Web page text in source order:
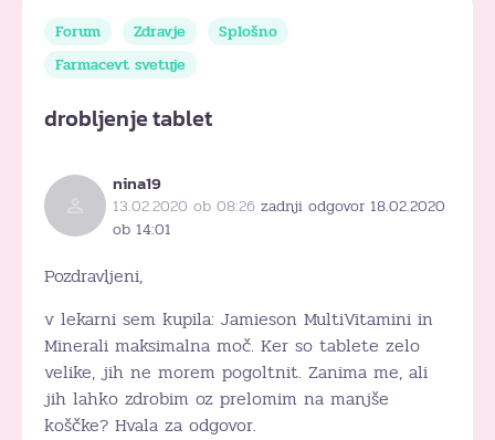
Forum Zdravje
Splošno
Farmacevt svetuje
drobljenje tablet
nina19
13.02.2020 ob 08:26 zadnji odgovor 18.02.2020
ob 14:01
Pozdravljeni,
v lekarni sem kupila: Jamieson MultiVitamini in
Minerali maksimalna moč. Ker so tablete zelo
velike, jih ne morem pogoltnit. Zanima me, ali
jih lahko zdrobim oz prelomim na manjše
koščke? Hvala za odgovor.